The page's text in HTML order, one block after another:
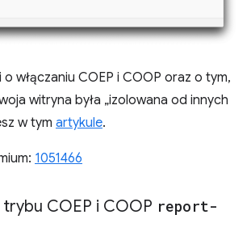
włączaniu COEP i COOP oraz o tym,
witryna była „izolowana od innych
w tym artykule.
1051466
COEP i COOP report-